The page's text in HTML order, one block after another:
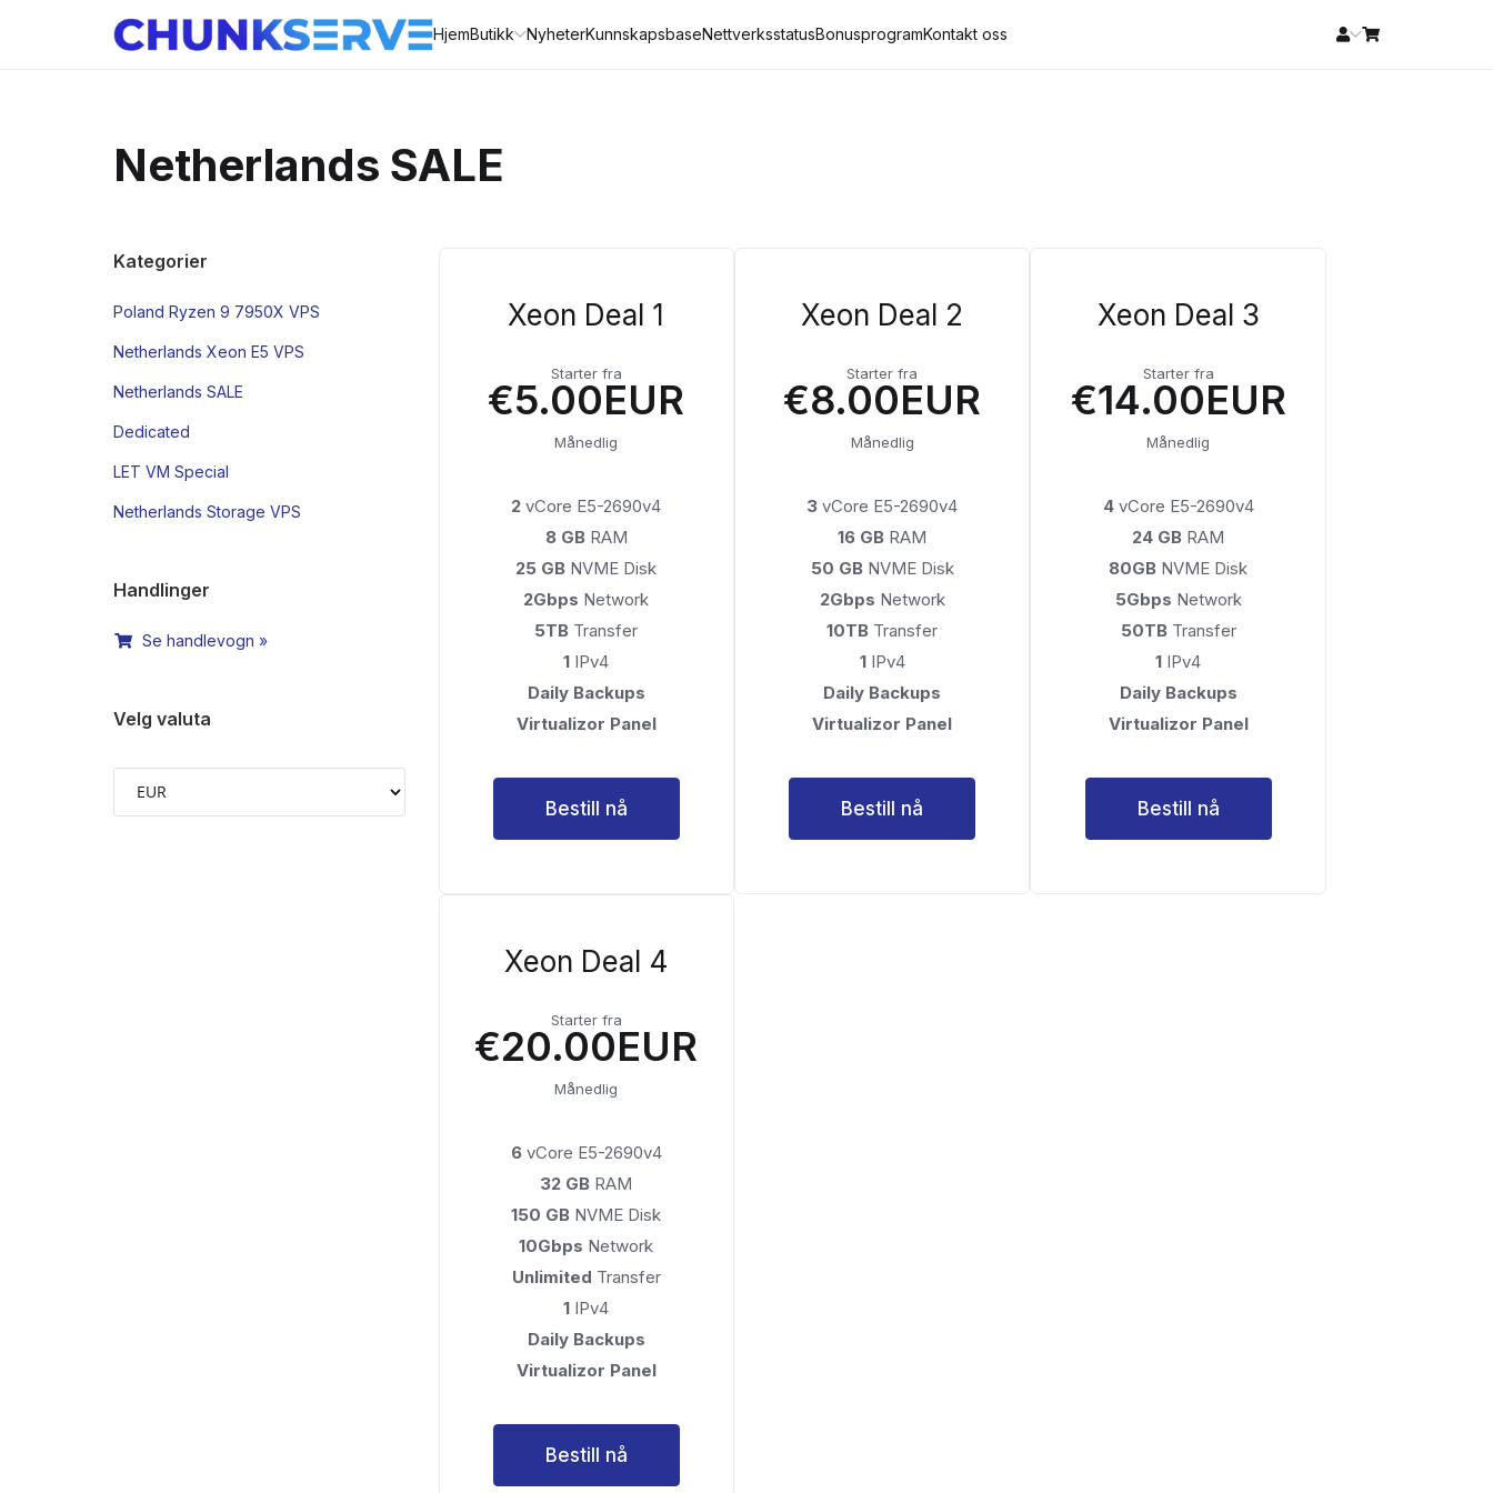
HjemButikk NyheterKunnskapsbaseNettverksstatusBonusprogramKontakt oss
Netherlands SALE
Kategorier
Poland Ryzen 9 7950X VPS
Netherlands Xeon E5 VPS
Netherlands SALE
Dedicated
LET VM Special
Netherlands Storage VPS
Handlinger
Se handlevogn »
Velg valuta
Xeon Deal 1
Starter fra
€5.00EUR
Månedlig
2 vCore E5-2690v4
8 GB RAM
25 GB NVME Disk
2Gbps Network
5TB Transfer
1 IPv4
Daily Backups
Virtualizor Panel
Bestill nå
Xeon Deal 2
Starter fra
€8.00EUR
Månedlig
3 vCore E5-2690v4
16 GB RAM
50 GBNVME Disk
2Gbps Network
10TB Transfer
1IPv4
Daily Backups
Virtualizor Panel
Bestill nå
Xeon Deal 3
Starter fra
€14.00EUR
Månedlig
4vCore E5-2690v4
24 GB RAM
80GB NVME Disk
5Gbps Network
50TBTransfer
1 IPv4
Daily Backups
Virtualizor Panel
Bestill nå
Xeon Deal 4
Starter fra
€20.00EUR
Månedlig
6vCore E5-2690v4
32 GB RAM
150 GB NVME Disk
10Gbps Network
Unlimited Transfer
1 IPv4
Daily Backups
Virtualizor Panel
Bestill nå